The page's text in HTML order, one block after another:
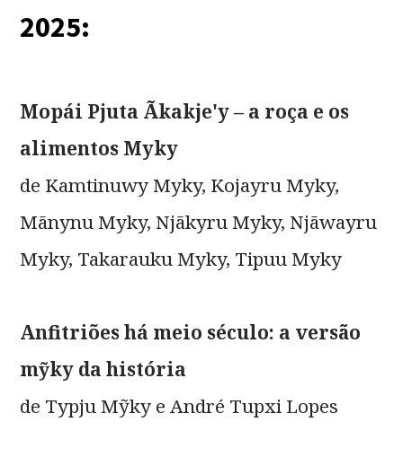
2025:
Mopái Pjuta Ãkakje'y – a roça e os
alimentos Myky
de Kamtinuwy Myky, Kojayru Myky,
Mãnynu Myky, Njãkyru Myky, Njãwayru
Myky, Takarauku Myky, Tipuu Myky
Anfitriões há meio século: a versão
mỹky da história
de Typju Mỹky e André Tupxi Lopes